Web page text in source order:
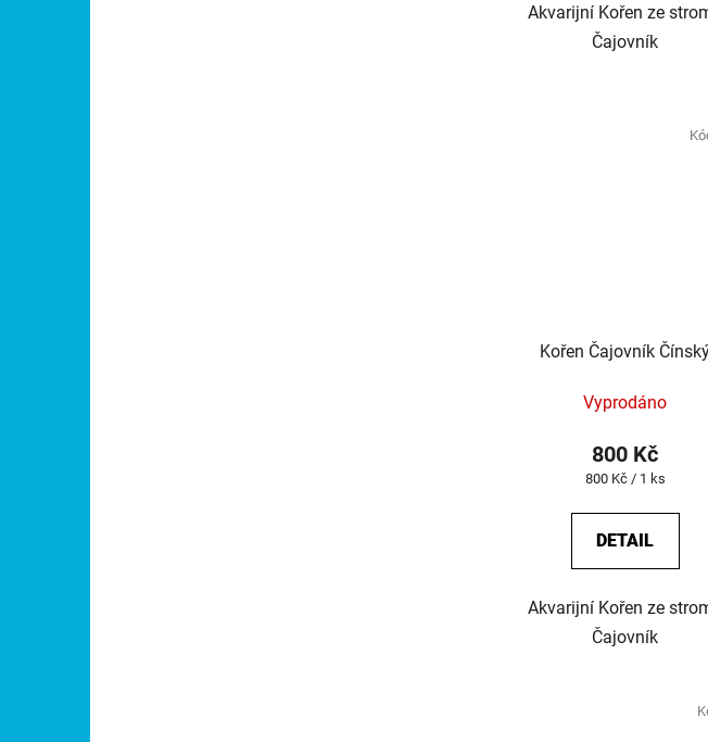
Akvarijní Kořen ze
Čajovník
Kořen Čajovník
Vyprodáno
800 Kč
Měrná
800 Kč / 1 ks
DETAIL
Akvarijní Kořen ze
Čajovník